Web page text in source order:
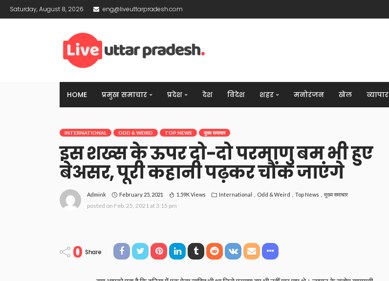
Saturday, August 8, 2026 eng@liveuttarpradesh.com
HOME प्रमुख समाचार प्रदेश देश विदेश शहर मनोरंजन खेल व्यापार
INTERNATIONAL ODD & WEIRD TOP NEWS मुख्य समाचार
इस शख्स के ऊपर दो-दो परमाणु बम भी हुए
बेअसर, पूरी कहानी पढ़कर चौंक जाएंगे
Admink February 25, 2021 1.59K Views International Odd & Weird Top News मुख्य समाचार
posted on Feb. 25, 2021 at 3:15 pm
0 Share